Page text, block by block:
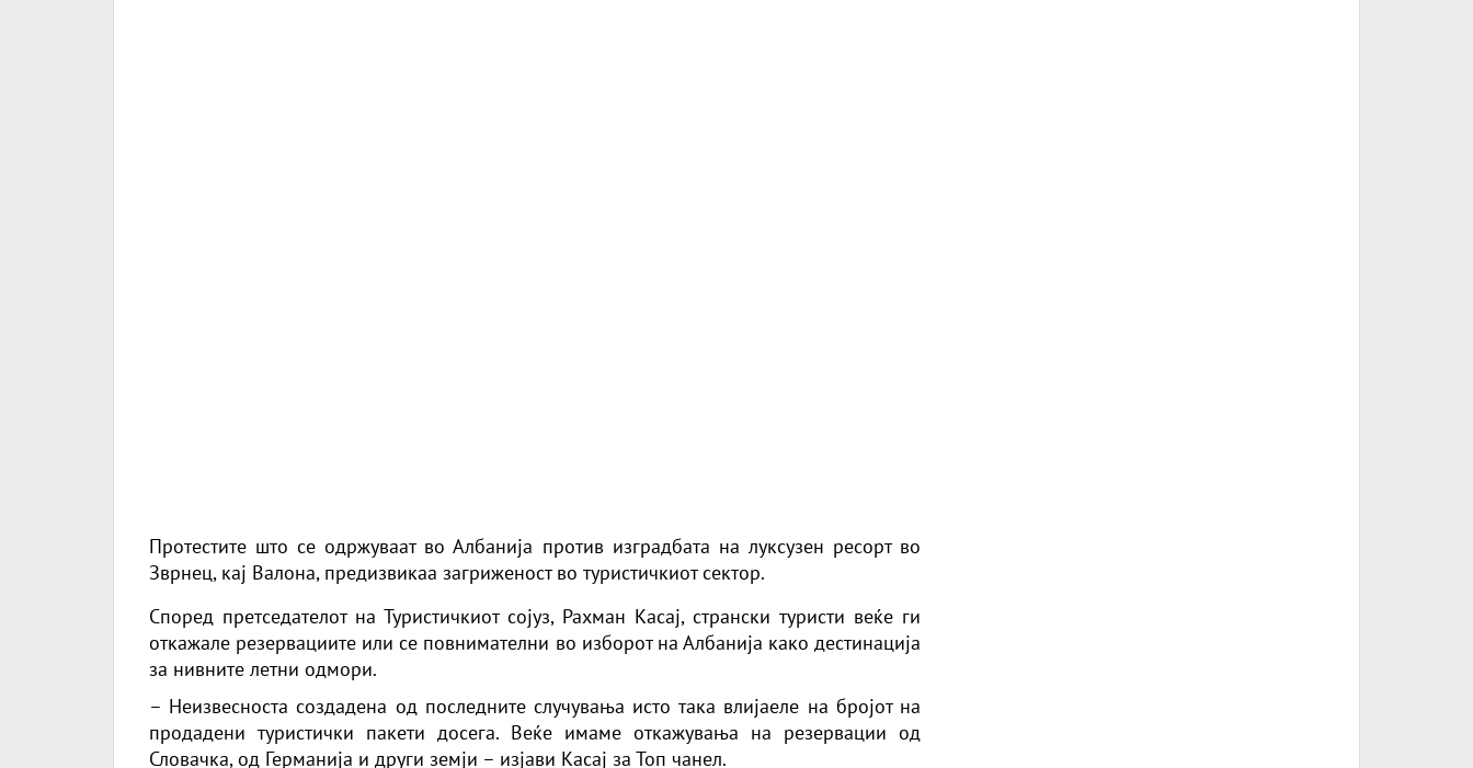
Протестите што се одржуваат во Албанија против изградбата на луксузен ресорт во
Зврнец, кај Валона, предизвикаа загриженост во туристичкиот сектор.
Според претседателот на Туристичкиот сојуз, Рахман Касај, странски туристи веќе ги
откажале резервациите или се повнимателни во изборот на Албанија како дестинација
за нивните летни одмори.
– Неизвесноста создадена од последните случувања исто така влијаеле на бројот на
продадени туристички пакети досега. Веќе имаме откажувања на резервации од
Словачка, од Германија и други земји – изјави Касај за Топ чанел.